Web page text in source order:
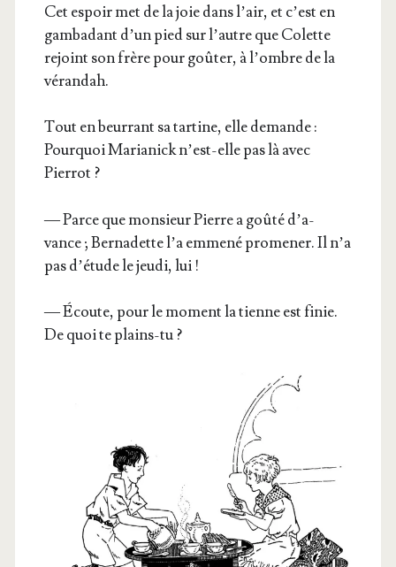
Cet espoir met de la joie dans l’air, et c’est en
gam­ba­dant d’un pied sur l’autre que Colette
rejoint son frère pour goû­ter, à l’ombre de la
vérandah.
Tout en beur­rant sa tar­tine, elle demande :
Pour­quoi Maria­nick n’est-elle pas là avec
Pierrot ?
— Parce que mon­sieur Pierre a goû­té d’a­
vance ; Ber­na­dette l’a emme­né pro­me­ner. Il n’a
pas d’é­tude le jeu­di, lui !
— Écoute, pour le moment la tienne est finie.
De quoi te plains-tu ?